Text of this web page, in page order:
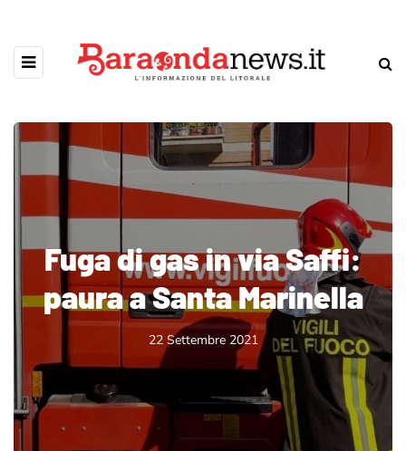
Fuga di gas in via Saffi:
paura a Santa Marinella
22 Settembre 2021